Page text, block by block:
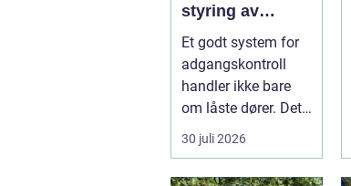
styring av
tilganger
Et godt system for
adgangskontroll
handler ikke bare
om låste dører. Det
handler om å ha
30 juli 2026